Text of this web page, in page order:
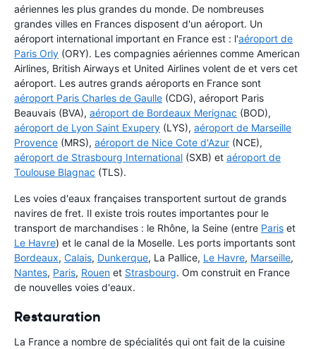
aériennes les plus grandes du monde. De nombreuses
grandes villes en Frances disposent d'un aéroport. Un
aéroport international important en France est : l'aéroport de
Paris Orly (ORY). Les compagnies aériennes comme American
Airlines, British Airways et United Airlines volent de et vers cet
aéroport. Les autres grands aéroports en France sont
aéroport Paris Charles de Gaulle (CDG), aéroport Paris
Beauvais (BVA), aéroport de Bordeaux Merignac (BOD),
aéroport de Lyon Saint Exupery (LYS), aéroport de Marseille
Provence (MRS), aéroport de Nice Cote d'Azur (NCE),
aéroport de Strasbourg International (SXB) et aéroport de
Toulouse Blagnac (TLS).
Les voies d'eaux françaises transportent surtout de grands
navires de fret. Il existe trois routes importantes pour le
transport de marchandises : le Rhône, la Seine (entre Paris et
Le Havre) et le canal de la Moselle. Les ports importants sont
Bordeaux, Calais, Dunkerque, La Pallice, Le Havre, Marseille,
Nantes, Paris, Rouen et Strasbourg. Om construit en France
de nouvelles voies d'eaux.
Restauration
La France a nombre de spécialités qui ont fait de la cuisine